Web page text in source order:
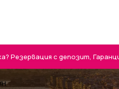
Резервация с депозит,